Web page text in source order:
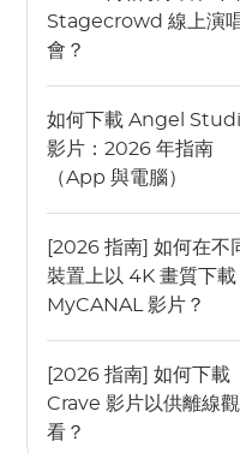
Stagecrowd 線上演
會？
如何下載 Angel
影片：2026 年指南
（App 與電腦）
[2026 指南] 如何在不
裝置上以 4K 畫質下載
MyCANAL 影片？
[2026 指南] 如何下載
Crave 影片以供離線觀
看？